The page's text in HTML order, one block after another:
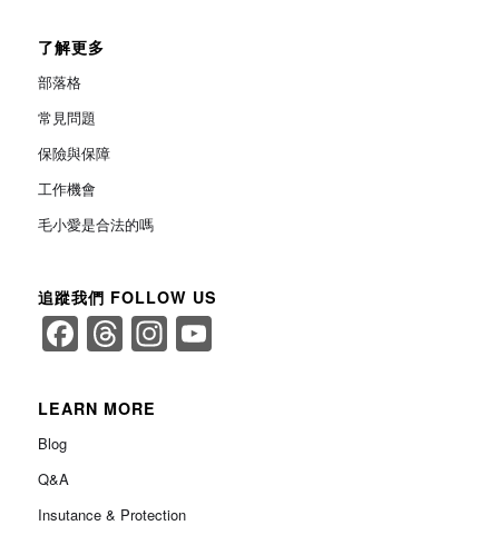
了解更多
部落格
常見問題
保險與保障
工作機會
毛小愛是合法的嗎
追蹤我們 FOLLOW US
Facebook
Threads
Instagram
YouTube
LEARN MORE
Blog
Q&A
Insutance & Protection